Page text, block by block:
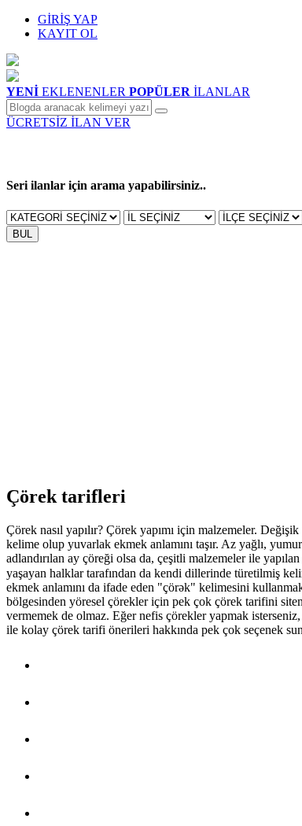
GİRİŞ YAP
KAYIT OL
YENİ EKLENENLER POPÜLER İLANLAR
ÜCRETSİZ İLAN VER
Seri ilanlar için arama yapabilirsiniz..
BUL
Çörek tarifleri
Çörek nasıl yapılır? Çörek yapımı için malzemeler.
kelime olup yuvarlak ekmek anlamını taşır. Az yağlı,
adlandırılan ay çöreği olsa da, çeşitli malzemeler ile
yaşayan halklar tarafından da kendi dillerinde türetilmiş
ekmek anlamını da ifade eden "çörək" kelimesini
bölgesinden yöresel çörekler için pek çok çörek tarifini
vermemek de olmaz. Eğer nefis çörekler yapmak
ile kolay çörek tarifi önerileri hakkında pek çok seçenek